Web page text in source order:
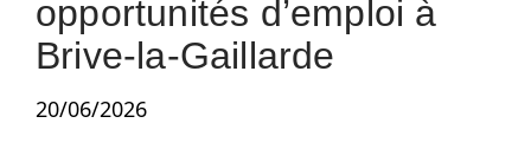
opportunités d’emploi à
Brive-la-Gaillarde
20/06/2026